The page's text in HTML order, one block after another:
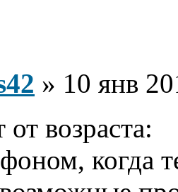
» 10 янв
от возраста:
когда